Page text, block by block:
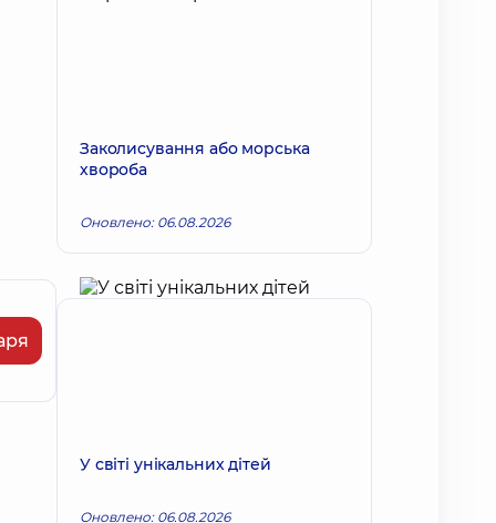
Заколисування або морська
хвороба
Оновлено: 06.08.2026
У світі унікальних дітей
Оновлено: 06.08.2026